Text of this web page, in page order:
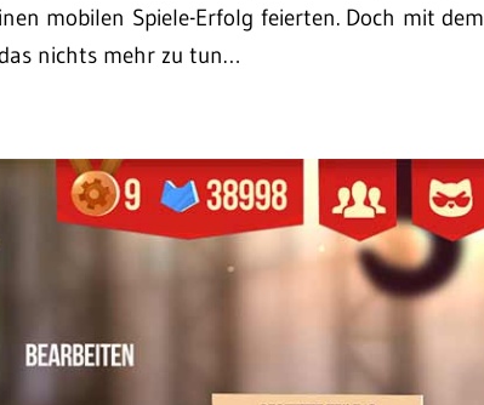
mobilen Spiele-Erfolg feierten. Doch mit dem
nichts mehr zu tun…